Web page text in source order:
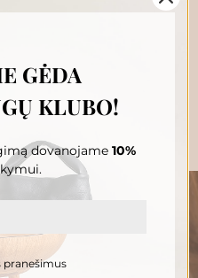
GĖDA
KLUBO!
dovanojame 10%
pranešimus